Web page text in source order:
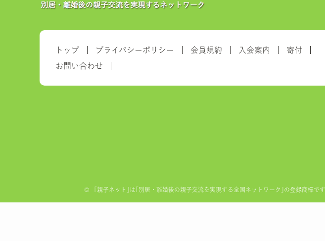
トップ プライバシーポリシー 会員規約 入会案内
寄付
お問い合わせ
© 「親子ネット｣は｢別居・離婚後の親子交流を実現する全国ネットワーク｣の登録商標